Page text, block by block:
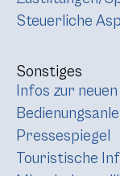
Steuerliche
Sonstiges
Infos zur
Pressespiegel
Touristische